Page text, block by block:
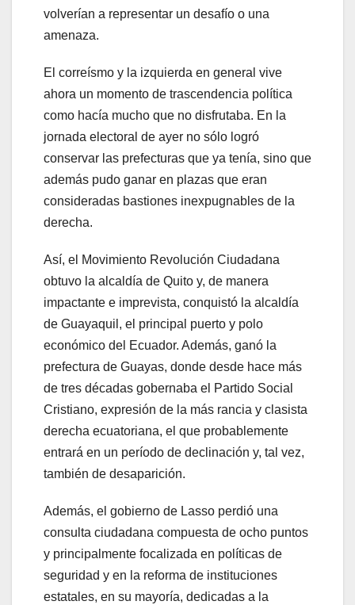
volverían a representar un desafío o una
amenaza.
El correísmo y la izquierda en general vive
ahora un momento de trascendencia política
como hacía mucho que no disfrutaba. En la
jornada electoral de ayer no sólo logró
conservar las prefecturas que ya tenía, sino que
además pudo ganar en plazas que eran
consideradas bastiones inexpugnables de la
derecha.
Así, el Movimiento Revolución Ciudadana
obtuvo la alcaldía de Quito y, de manera
impactante e imprevista, conquistó la alcaldía
de Guayaquil, el principal puerto y polo
económico del Ecuador. Además, ganó la
prefectura de Guayas, donde desde hace más
de tres décadas gobernaba el Partido Social
Cristiano, expresión de la más rancia y clasista
derecha ecuatoriana, el que probablemente
entrará en un período de declinación y, tal vez,
también de desaparición.
Además, el gobierno de Lasso perdió una
consulta ciudadana compuesta de ocho puntos
y principalmente focalizada en políticas de
seguridad y en la reforma de instituciones
estatales, en su mayoría, dedicadas a la